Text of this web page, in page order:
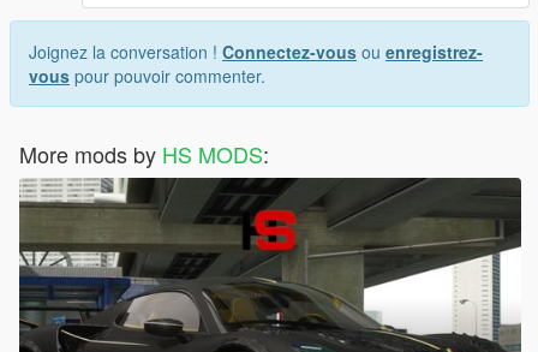
Joignez la conversation ! Connectez-vous ou enregistrez-
vous pour pouvoir commenter.
More mods by HS MODS: